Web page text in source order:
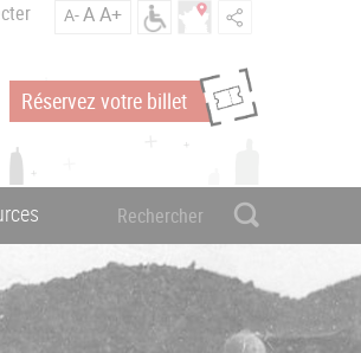
A-AA+
Réservez votre billet